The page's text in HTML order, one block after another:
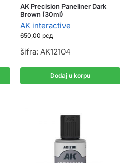
AK Precision Paneliner Dark
Brown (30ml)
AK interactive
650,00 рсд
šifra: AK12104
Dodaj u korpu